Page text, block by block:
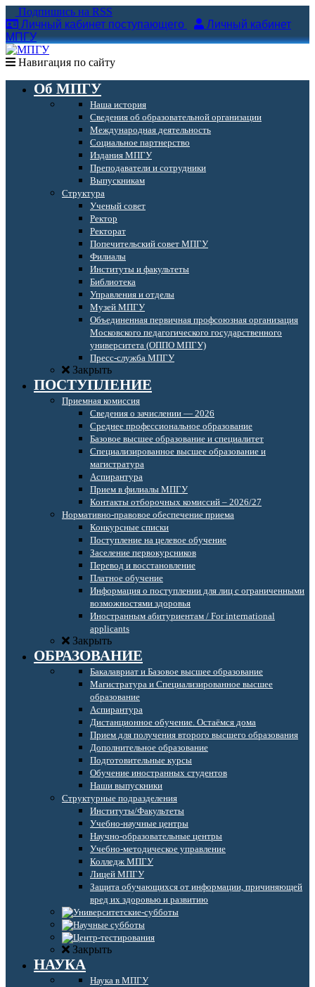
Подпишись на RSS
Личный кабинет поступающего
Личный кабинет
МПГУ
Навигация по сайту
Об МПГУ
Наша история
Сведения об образовательной организации
Международная деятельность
Социальное партнерство
Издания МПГУ
Преподаватели и сотрудники
Выпускникам
Структура
Ученый совет
Ректор
Ректорат
Попечительский совет МПГУ
Филиалы
Институты и факультеты
Библиотека
Управления и отделы
Музей МПГУ
Объединенная первичная профсоюзная организация
Московского педагогического государственного
университета (ОППО МПГУ)
Пресс-служба МПГУ
Закрыть
ПОСТУПЛЕНИЕ
Приемная комиссия
Сведения о зачислении — 2026
Среднее профессиональное образование
Базовое высшее образование и специалитет
Специализированное высшее образование и
магистратура
Аспирантура
Прием в филиалы МПГУ
Контакты отборочных комиссий – 2026/27
Нормативно-правовое обеспечение приема
Конкурсные списки
Поступление на целевое обучение
Заселение первокурсников
Перевод и восстановление
Платное обучение
Информация о поступлении для лиц с ограниченными
возможностями здоровья
Иностранным абитуриентам / For international
applicants
Закрыть
ОБРАЗОВАНИЕ
Бакалавриат и Базовое высшее образование
Магистратура и Специализированное высшее
образование
Аспирантура
Дистанционное обучение. Остаёмся дома
Прием для получения второго высшего образования
Дополнительное образование
Подготовительные курсы
Обучение иностранных студентов
Наши выпускники
Структурные подразделения
Институты/Факультеты
Учебно-научные центры
Научно-образовательные центры
Учебно-методическое управление
Колледж МПГУ
Лицей МПГУ
Защита обучающихся от информации, причиняющей
вред их здоровью и развитию
Закрыть
НАУКА
Наука в МПГУ